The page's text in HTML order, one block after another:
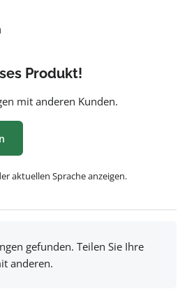
Produkt!
mit anderen Kunden.
aktuellen Sprache anzeigen.
gefunden. Teilen Sie Ihre
anderen.